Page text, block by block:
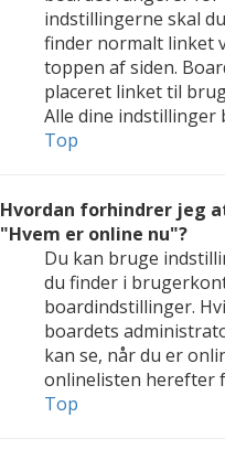
indstillingerne skal
finder normalt linket
toppen af siden.
placeret linket til
Alle dine indstillinger
Top
Hvordan forhindrer jeg
"Hvem er online nu"?
Du kan bruge
du finder i
boardindstillinger.
boardets
kan se, når du er
onlinelisten herefter
Top